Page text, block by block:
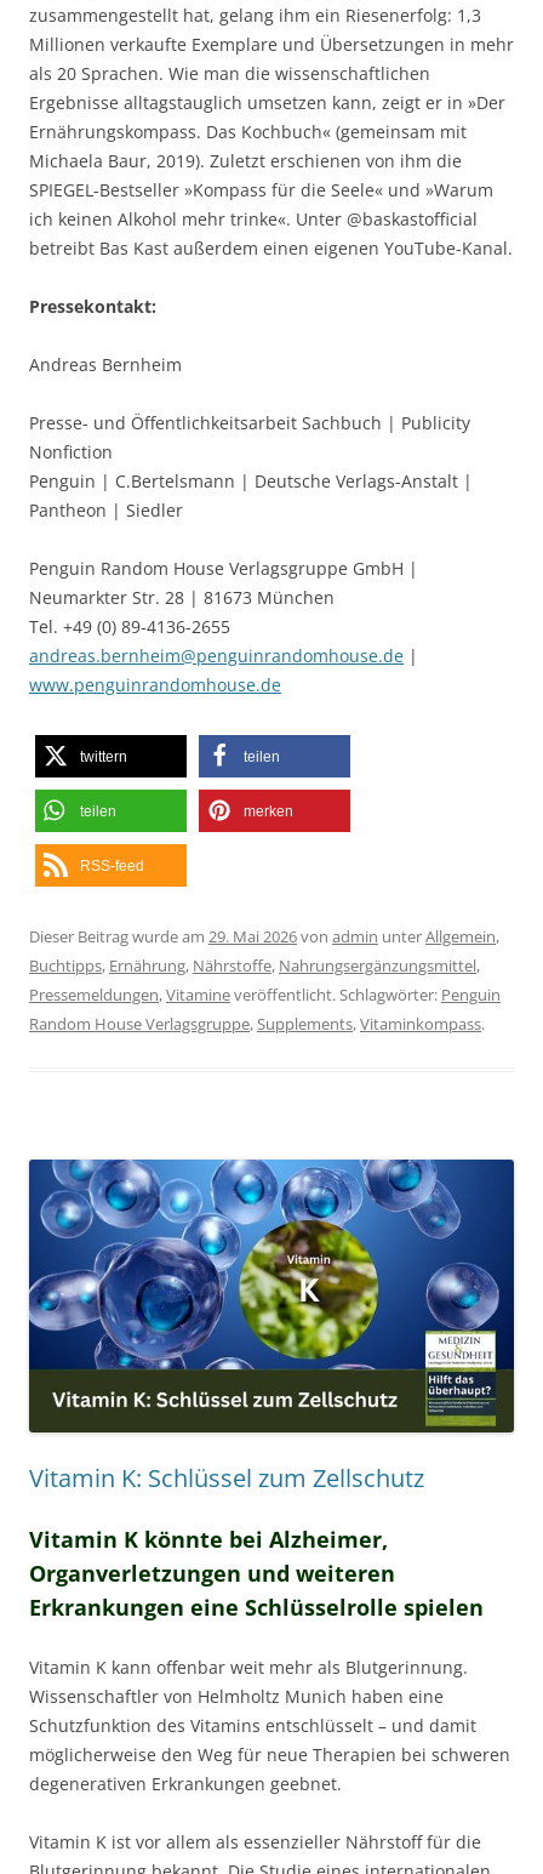
zusammengestellt hat, gelang ihm ein Riesenerfolg: 1,3
Millionen verkaufte Exemplare und Übersetzungen in mehr
als 20 Sprachen. Wie man die wissenschaftlichen
Ergebnisse alltagstauglich umsetzen kann, zeigt er in »Der
Ernährungskompass. Das Kochbuch« (gemeinsam mit
Michaela Baur, 2019). Zuletzt erschienen von ihm die
SPIEGEL-Bestseller »Kompass für die Seele« und »Warum
ich keinen Alkohol mehr trinke«. Unter @baskastofficial
betreibt Bas Kast außerdem einen eigenen YouTube-Kanal.
Pressekontakt:
Andreas Bernheim
Presse- und Öffentlichkeitsarbeit Sachbuch | Publicity
Nonfiction
Penguin | C.Bertelsmann | Deutsche Verlags-Anstalt |
Pantheon | Siedler
Penguin Random House Verlagsgruppe GmbH |
Neumarkter Str. 28 | 81673 München
Tel. +49 (0) 89-4136-2655
andreas.bernheim@penguinrandomhouse.de |
www.penguinrandomhouse.de
twittern teilen
teilen merken
RSS-feed
Dieser Beitrag wurde am 29. Mai 2026von admin unterAllgemein,
Buchtipps, Ernährung, Nährstoffe, Nahrungsergänzungsmittel,
Pressemeldungen,Vitamineveröffentlicht. Schlagwörter: Penguin
Random House Verlagsgruppe,Supplements,Vitaminkompass.
Vitamin K: Schlüssel zum Zellschutz
Vitamin K könnte bei Alzheimer,
Organverletzungen und weiteren
Erkrankungen eine Schlüsselrolle spielen
Vitamin K kann offenbar weit mehr als Blutgerinnung.
Wissenschaftler von Helmholtz Munich haben eine
Schutzfunktion des Vitamins entschlüsselt – und damit
möglicherweise den Weg für neue Therapien bei schweren
degenerativen Erkrankungen geebnet.
Vitamin K ist vor allem als essenzieller Nährstoff für die